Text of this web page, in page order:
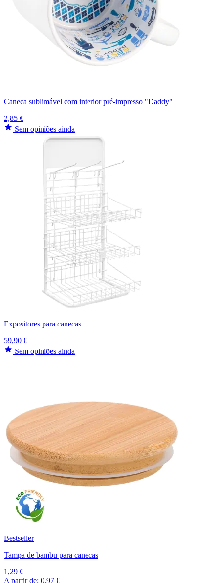
Caneca sublimável com interior pré-impresso "Daddy"
2,85 €
Sem opiniões ainda
Expositores para canecas
59,90 €
Sem opiniões ainda
Bestseller
Tampa de bambu para canecas
1,29 €
A partir de: 0,97 €